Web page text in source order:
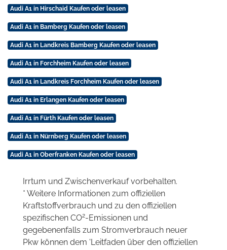
Audi A1 in Hirschaid Kaufen oder leasen
Audi A1 in Bamberg Kaufen oder leasen
Audi A1 in Landkreis Bamberg Kaufen oder leasen
Audi A1 in Forchheim Kaufen oder leasen
Audi A1 in Landkreis Forchheim Kaufen oder leasen
Audi A1 in Erlangen Kaufen oder leasen
Audi A1 in Fürth Kaufen oder leasen
Audi A1 in Nürnberg Kaufen oder leasen
Audi A1 in Oberfranken Kaufen oder leasen
Irrtum und Zwischenverkauf vorbehalten.
* Weitere Informationen zum offiziellen
Kraftstoffverbrauch und zu den offiziellen
spezifischen CO2-Emissionen und
gegebenenfalls zum Stromverbrauch neuer
Pkw können dem 'Leitfaden über den offiziellen